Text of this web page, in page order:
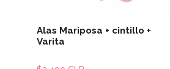
Alas Mariposa + cintillo +
Varita